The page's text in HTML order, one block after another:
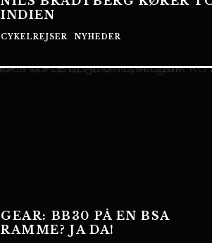
INDIEN
CYKELREJSER NYHEDER
GEAR: BB30 PÅ EN BSA
RAMME? JA DA!